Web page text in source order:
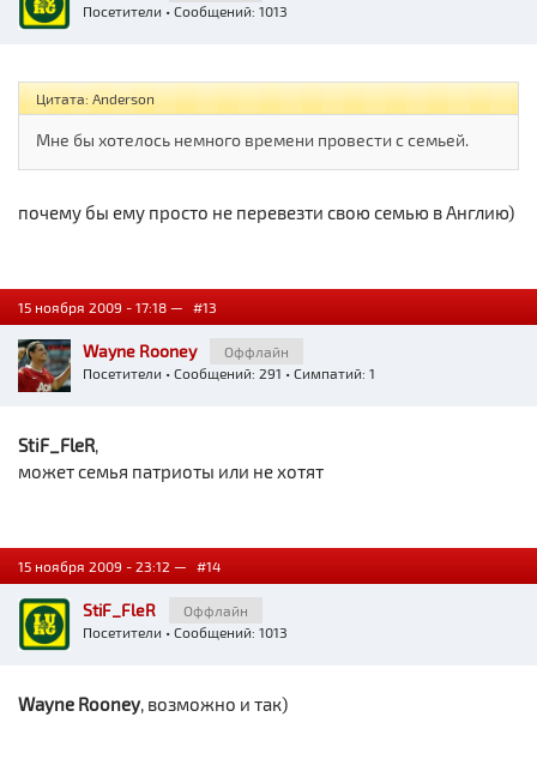
Посетители • Сообщений: 1013
Цитата: Anderson
Мне бы хотелось немного времени провести с семьей.
почему бы ему просто не перевезти свою семью в Англию)
15 ноября 2009 - 17:18 — #13
Wayne Rooney
Оффлайн
Посетители • Сообщений: 291 • Симпатий: 1
StiF_FleR,
может семья патриоты или не хотят
15 ноября 2009 - 23:12 — #14
StiF_FleR
Оффлайн
Посетители • Сообщений: 1013
Wayne Rooney, возможно и так)